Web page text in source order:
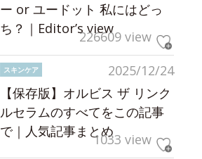
ー or ユードット 私にはどっ
ち？｜Editor’s view226609 view
2025/12/24
スキンケア
【保存版】オルビス ザ リンク
ルセラムのすべてをこの記事
で｜人気記事まとめ1033 view